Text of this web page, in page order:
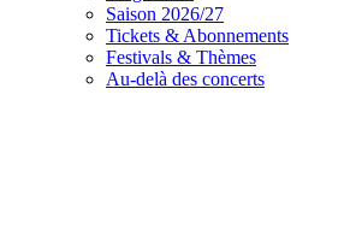
Saison 2026/27
Tickets & Abonnements
Festivals & Thèmes
Au-delà des concerts